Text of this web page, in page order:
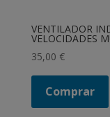
VENTILADOR
VELOCIDADES
35,00 €
Comprar